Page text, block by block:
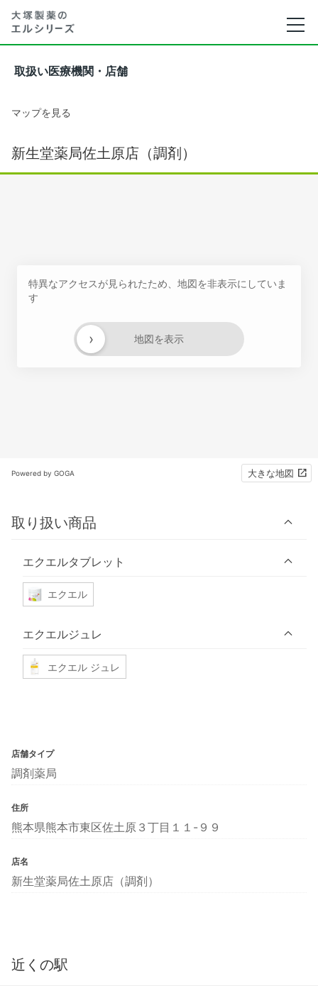
取扱い医療機関・店舗
マップを見る
新生堂薬局佐土原店（調剤）
特異なアクセスが見られたため、地図を非表示にしていま
す
地図を表示
›
Powered by GOGA 大きな地図
取り扱い商品
エクエルタブレット
エクエル
エクエルジュレ
エクエル ジュレ
店舗タイプ
調剤薬局
住所
熊本県熊本市東区佐土原３丁目１１-９９
店名
新生堂薬局佐土原店（調剤）
近くの駅